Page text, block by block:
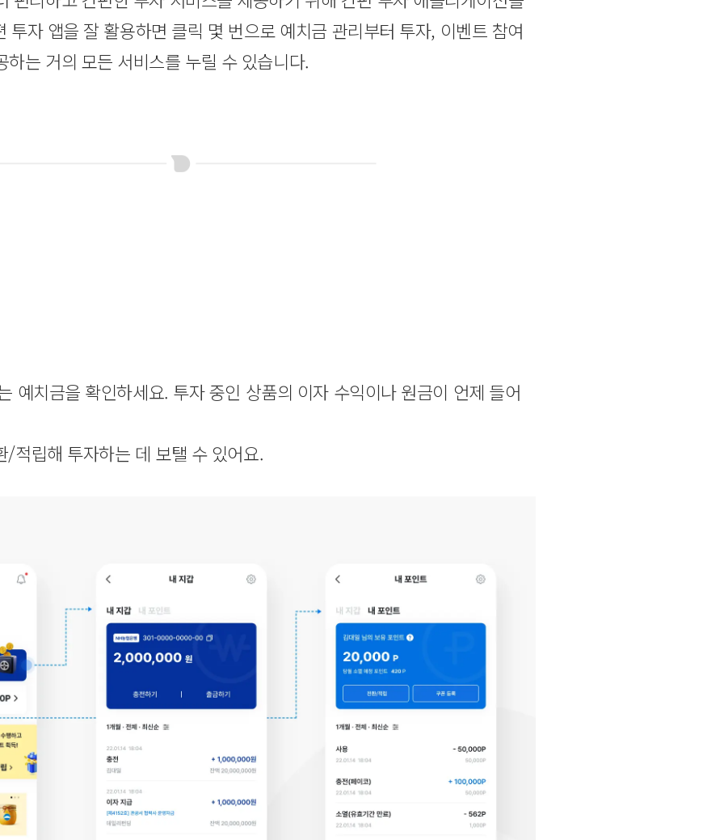
투자 앱을 잘 활용하면 클릭 몇 번으로 예치금 관리부터 투자, 이벤트 참여
는 거의 모든 서비스를 누릴 수 있습니다.
예치금을 확인하세요. 투자 중인 상품의 이자 수익이나 원금이 언제 들어
적립해 투자하는 데 보탤 수 있어요.